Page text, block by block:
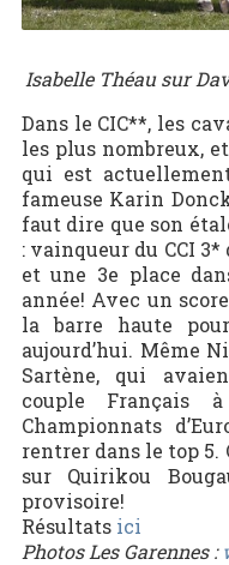
Isabelle Théau sur
Dans le CIC**, les
les plus nombreux,
qui est
fameuse Karin
faut dire que son
: vainqueur du CCI 3*
et une 3e place
année! Avec un
la barre haute
aujourd’hui. Même
Sartène, qui
couple Français
Championnats
rentrer dans le top 5.
sur Quirikou
provisoire!
Résultats ici
Photos Les Garennes :